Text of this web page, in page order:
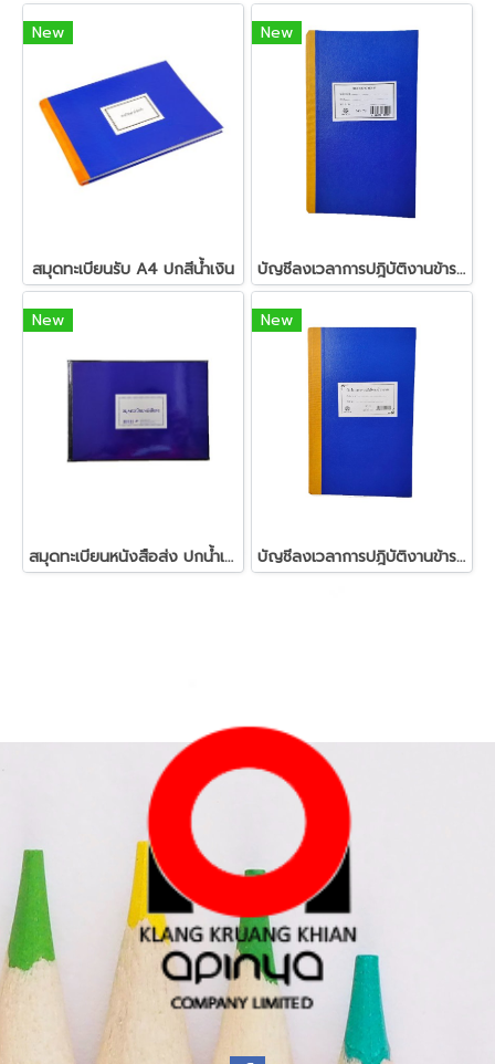
New
สมุดทะเบียนรับ A4 ปกสีน้ำเงิน
New
บัญชีลงเวลาการปฎิบัติงานข้าราชการ (หน้าคู่)
New
สมุดทะเบียนหนังสือส่ง ปกน้ำเงินเคลือบ
New
บัญชีลงเวลาการปฎิบัติงานข้าราชการ (หน้าเดี่ยว)